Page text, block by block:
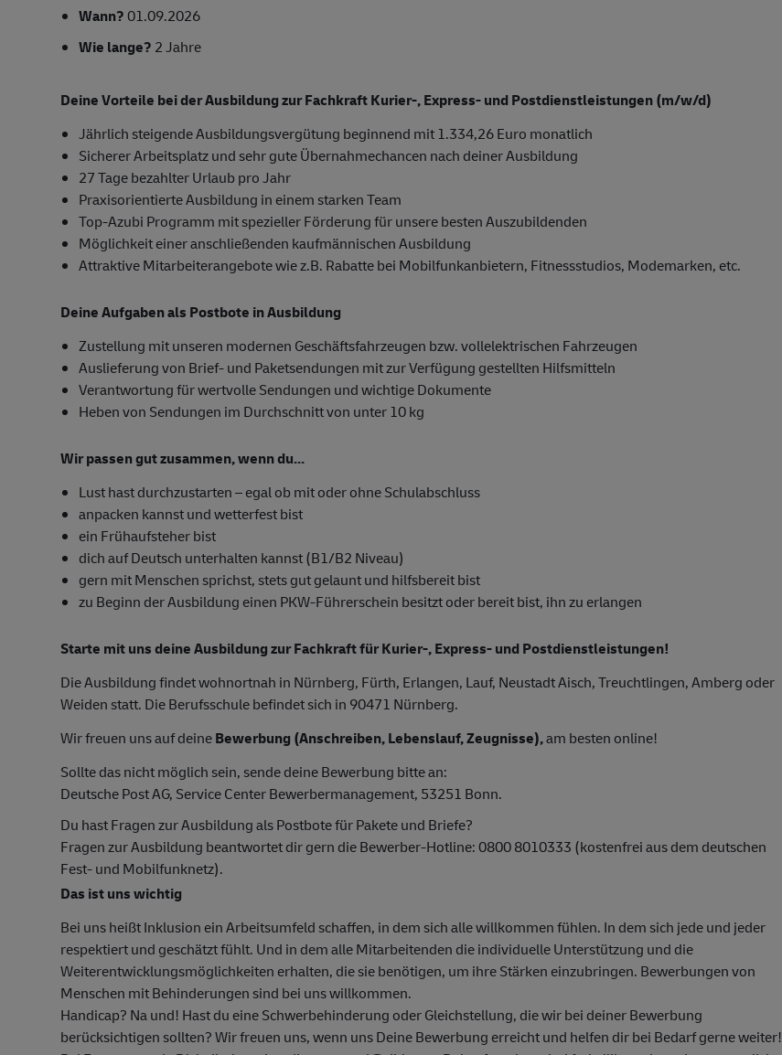
Wann?01.09.2026
Wie lange? 2 Jahre
Deine Vorteile bei der Ausbildung zur Fachkraft Kurier-, Express- und Postdienstleistungen (m/w/d)
Jährlich steigende Ausbildungsvergütung beginnend mit 1.334,26 Euro monatlich
Sicherer Arbeitsplatz und sehr gute Übernahmechancen nach deiner Ausbildung
27 Tage bezahlter Urlaub pro Jahr
Praxisorientierte Ausbildung in einem starken Team
Top-Azubi Programm mit spezieller Förderung für unsere besten Auszubildenden
Möglichkeit einer anschließenden kaufmännischen Ausbildung
Attraktive Mitarbeiterangebote wie z.B. Rabatte bei Mobilfunkanbietern, Fitnessstudios, Modemarken, etc.
Deine Aufgaben als Postbote in Ausbildung
Zustellung mit unseren modernen Geschäftsfahrzeugen bzw. vollelektrischen Fahrzeugen
Auslieferung von Brief- und Paketsendungen mit zur Verfügung gestellten Hilfsmitteln
Verantwortung für wertvolle Sendungen und wichtige Dokumente
Heben von Sendungen im Durchschnitt von unter 10 kg
Wir passen gut zusammen, wenn du...
Lust hast durchzustarten – egal ob mit oder ohne Schulabschluss
anpacken kannst und wetterfest bist
ein Frühaufsteher bist
dich auf Deutsch unterhalten kannst (B1/B2 Niveau)
gern mit Menschen sprichst, stets gut gelaunt und hilfsbereit bist
zu Beginn der Ausbildung einen PKW-Führerschein besitzt oder bereit bist, ihn zu erlangen
Starte mit uns deine Ausbildung zur Fachkraft für Kurier-, Express- und Postdienstleistungen!
Die Ausbildung findet wohnortnah in Nürnberg, Fürth, Erlangen, Lauf, Neustadt Aisch, Treuchtlingen, Amberg oder
Weiden statt. Die Berufsschule befindet sich in 90471 Nürnberg.
Wir freuen uns auf deineBewerbung (Anschreiben, Lebenslauf, Zeugnisse),am besten online!
Sollte das nicht möglich sein, sende deine Bewerbung bitte an:
Deutsche Post AG, Service Center Bewerbermanagement, 53251 Bonn.
Du hast Fragen zur Ausbildung als Postbote für Pakete und Briefe?
Fragen zur Ausbildung beantwortet dir gern die Bewerber-Hotline: 0800 8010333 (kostenfrei aus dem deutschen
Fest- und Mobilfunknetz).
Das ist uns wichtig
Bei uns heißt Inklusion ein Arbeitsumfeld schaffen, in dem sich alle willkommen fühlen. In dem sich jede und jeder
respektiert und geschätzt fühlt. Und in dem alle Mitarbeitenden die individuelle Unterstützung und die
Weiterentwicklungsmöglichkeiten erhalten, die sie benötigen, um ihre Stärken einzubringen. Bewerbungen von
Menschen mit Behinderungen sind bei uns willkommen.
Handicap? Na und! Hast du eine Schwerbehinderung oder Gleichstellung, die wir bei deiner Bewerbung
berücksichtigen sollten? Wir freuen uns, wenn uns Deine Bewerbung erreicht und helfen dir bei Bedarf gerne weiter!